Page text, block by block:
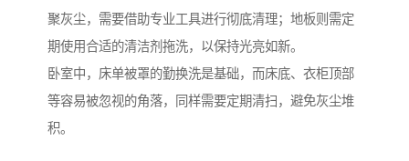
聚灰尘，需要借助专业工具进行彻底清理；地板则需定
期使用合适的清洁剂拖洗，以保持光亮如新。
卧室中，床单被罩的勤换洗是基础，而床底、衣柜顶部
等容易被忽视的角落，同样需要定期清扫，避免灰尘堆
积。